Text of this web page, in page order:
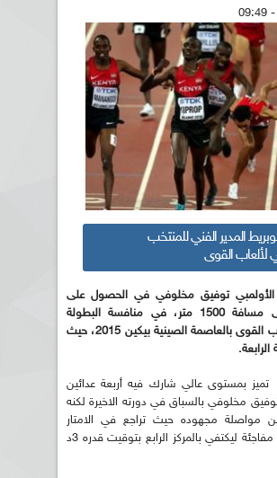
المدير الفني للمنتخب
لألعاب القوى
الأولمبي توفيق مخلوفي في الحصول على
المرتبة الأولى مسافة 1500 متر، في منافسة البطولة
العالمية لألعاب القوى بالعاصمة الصينية بيكين 2015، حيث
الرابعة.
بمستوى عالي شارك فيه أربعة عدائين
توفيق مخلوفي بالسباق في دورته الاخيرة لكنه
مواصلة مجهوده حيث تراجع في الامتار
الاخيرة بصفة مفاجئة ليكتفي بالمركز الرابع بتوقيت قدره 3د